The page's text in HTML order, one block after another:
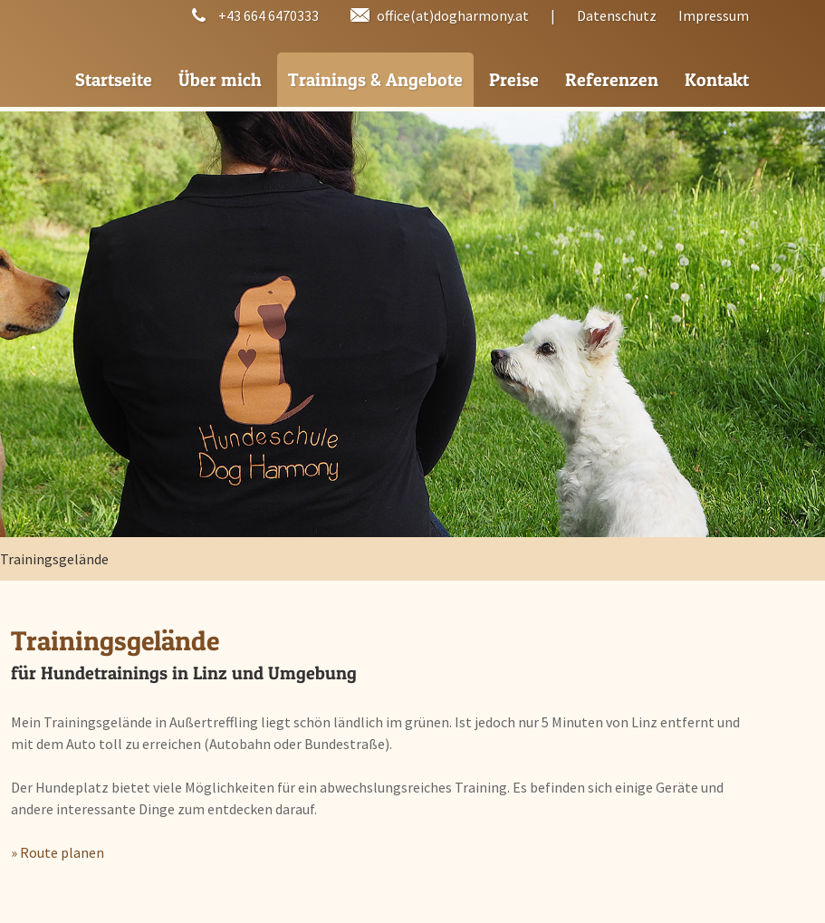
+43 664 6470333‬ office(at)dogharmony.at | Datenschutz Impressum
Startseite Über mich Trainings & Angebote Preise Referenzen Kontakt
Trainingsgelände
Trainingsgelände
für Hundetrainings in Linz und Umgebung
Mein Trainingsgelände in Außertreffling liegt schön ländlich im grünen. Ist jedoch nur 5 Minuten von Linz entfernt und
mit dem Auto toll zu erreichen (Autobahn oder Bundestraße).
Der Hundeplatz bietet viele Möglichkeiten für ein abwechslungsreiches Training. Es befinden sich einige Geräte und
andere interessante Dinge zum entdecken darauf.
» Route planen